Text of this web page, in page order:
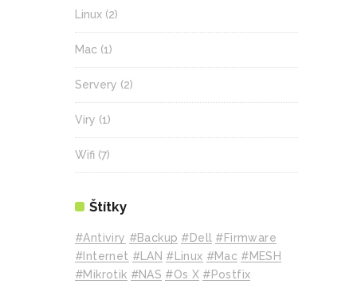
Linux (2)
Mac (1)
Servery (2)
Viry (1)
Wifi (7)
Štítky
#Antiviry #backup #Dell #Firmware
#internet #LAN #Linux #mac #MESH
#mikrotik #NAS #Os X #Postfix